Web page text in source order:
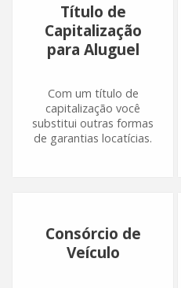
Título de
Capitalização
para Aluguel
Com um título de
capitalização você
substitui outras formas
de garantias locatícias.
Consórcio de
Veículo